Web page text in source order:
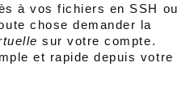
à vos fichiers en SSH ou
chose demander la
sur votre compte.
et rapide depuis votre